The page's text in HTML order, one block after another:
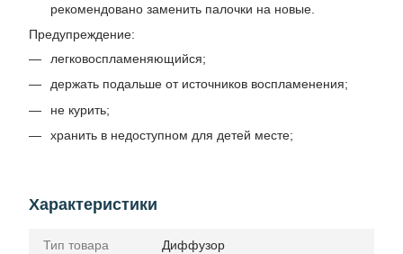
рекомендовано заменить палочки на новые.
Предупреждение:
легковоспламеняющийся;
держать подальше от источников воспламенения;
не курить;
хранить в недоступном для детей месте;
Характеристики
Тип товара Диффузор